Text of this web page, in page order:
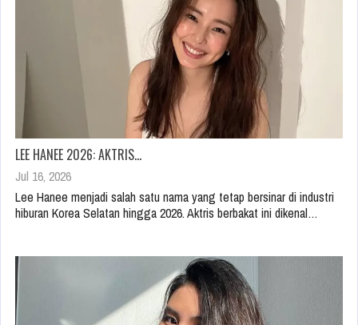
LEE HANEE 2026: AKTRIS…
Jul 16, 2026
Lee Hanee menjadi salah satu nama yang tetap bersinar di industri
hiburan Korea Selatan hingga 2026. Aktris berbakat ini dikenal…